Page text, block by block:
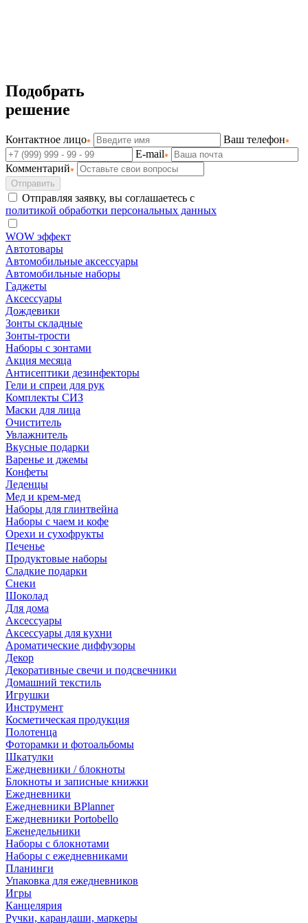
Подобрать
решение
Контактное лицо
Ваш телефон
E-mail
Комментарий
Отправить
Отправляя заявку, вы соглашаетесь с
политикой обработки персональных данных
WOW эффект
Автотовары
Автомобильные аксессуары
Автомобильные наборы
Гаджеты
Аксессуары
Дождевики
Зонты складные
Зонты-трости
Наборы с зонтами
Акция месяца
Антисептики дезинфекторы
Гели и спреи для рук
Комплекты СИЗ
Маски для лица
Очиститель
Увлажнитель
Вкусные подарки
Варенье и джемы
Конфеты
Леденцы
Мед и крем-мед
Наборы для глинтвейна
Наборы с чаем и кофе
Орехи и сухофрукты
Печенье
Продуктовые наборы
Сладкие подарки
Снеки
Шоколад
Для дома
Аксессуары
Аксессуары для кухни
Ароматические диффузоры
Декор
Декоративные свечи и подсвечники
Домашний текстиль
Игрушки
Инструмент
Косметическая продукция
Полотенца
Фоторамки и фотоальбомы
Шкатулки
Ежедневники / блокноты
Блокноты и записные книжки
Ежедневники
Ежедневники BPlanner
Ежедневники Portobello
Еженедельники
Наборы с блокнотами
Наборы с ежедневниками
Планинги
Упаковка для ежедневников
Игры
Канцелярия
Ручки, карандаши, маркеры